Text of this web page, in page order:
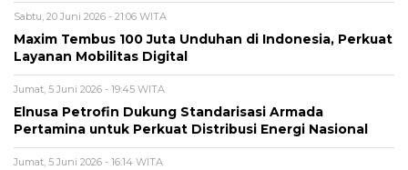
Sabtu, 20 Juni 2026 - 21:06 WITA
Maxim Tembus 100 Juta Unduhan di Indonesia, Perkuat
Layanan Mobilitas Digital
Jumat, 5 Juni 2026 - 19:45 WITA
Elnusa Petrofin Dukung Standarisasi Armada
Pertamina untuk Perkuat Distribusi Energi Nasional
Jumat, 5 Juni 2026 - 16:14 WITA